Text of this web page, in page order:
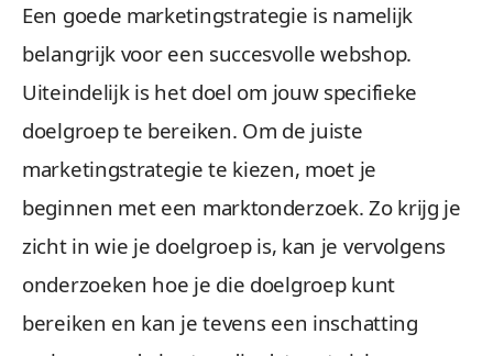
Een goede marketingstrategie is namelijk
belangrijk voor een succesvolle webshop.
Uiteindelijk is het doel om jouw specifieke
doelgroep te bereiken. Om de juiste
marketingstrategie te kiezen, moet je
beginnen met een marktonderzoek. Zo krijg je
zicht in wie je doelgroep is, kan je vervolgens
onderzoeken hoe je die doelgroep kunt
bereiken en kan je tevens een inschatting